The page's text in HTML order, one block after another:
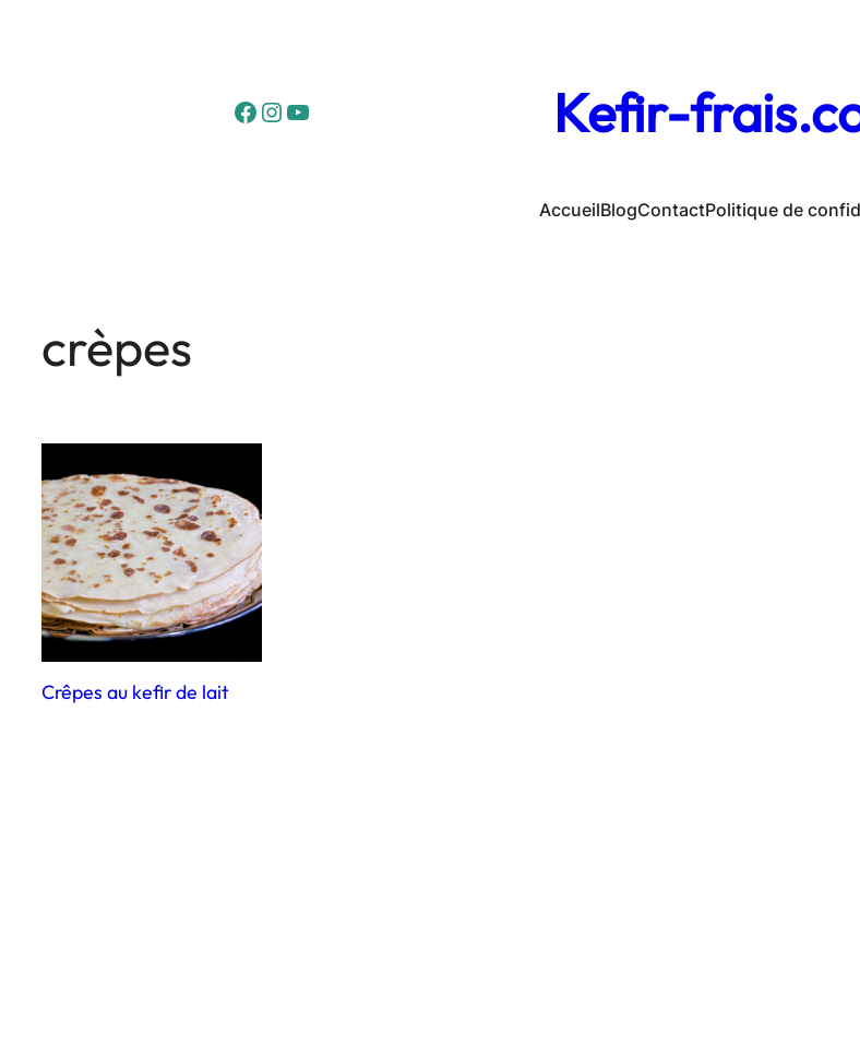
Facebook InstagramYouTube Kefir-
AccueilBlogContactPolitique de
crèpes
Crêpes au kefir de lait